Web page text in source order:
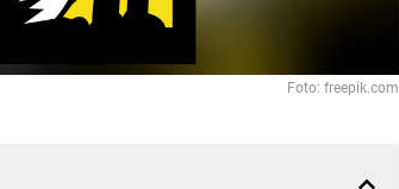
Foto: freepik.com